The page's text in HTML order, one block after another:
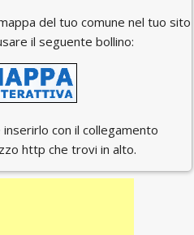
del tuo comune nel tuo sito
il seguente bollino:
con il collegamento
http che trovi in alto.